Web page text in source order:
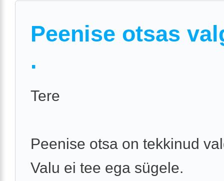
Peenise otsas
.
Tere
Peenise otsa on tekkinud
Valu ei tee ega sügele.